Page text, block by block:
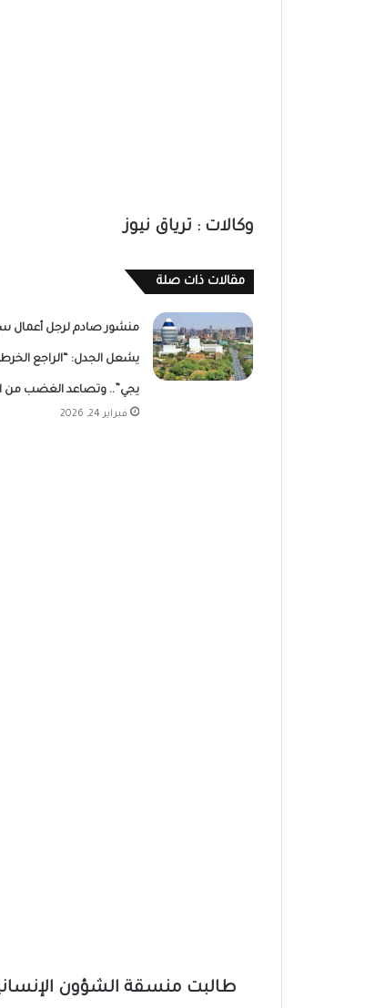
وكالات : ترياق نيوز
مقالات ذات صلة
منشور صادم لرجل أعمال
يشعل الجدل: “الراجع
يجي”.. وتصاعد الغضب من
فبراير 24, 2026
طالبت منسقة الشؤون